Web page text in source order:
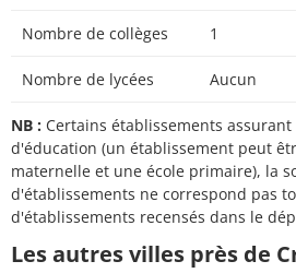
Nombre de collèges 1
Nombre de lycées Aucun
NB : Certains établissements
d'éducation (un établissement peut
maternelle et une école primaire), la
d'établissements ne correspond pas
d'établissements recensés dans le
Les autres villes près de